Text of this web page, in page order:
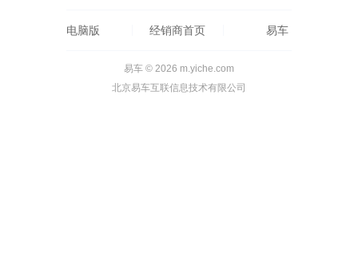
电脑版 经销商首页 易车
易车 © 2026 m.yiche.com
北京易车互联信息技术有限公司